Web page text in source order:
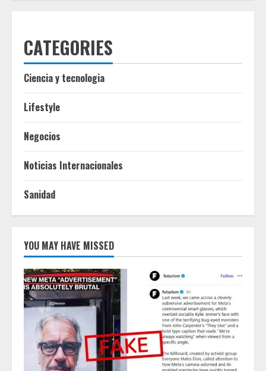
CATEGORIES
Ciencia y tecnologia
Lifestyle
Negocios
Noticias Internacionales
Sanidad
YOU MAY HAVE MISSED